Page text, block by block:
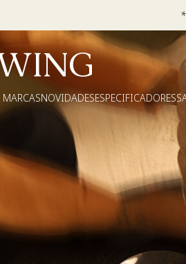
Escolha seu
NOVIDADESESPECIFICADORES